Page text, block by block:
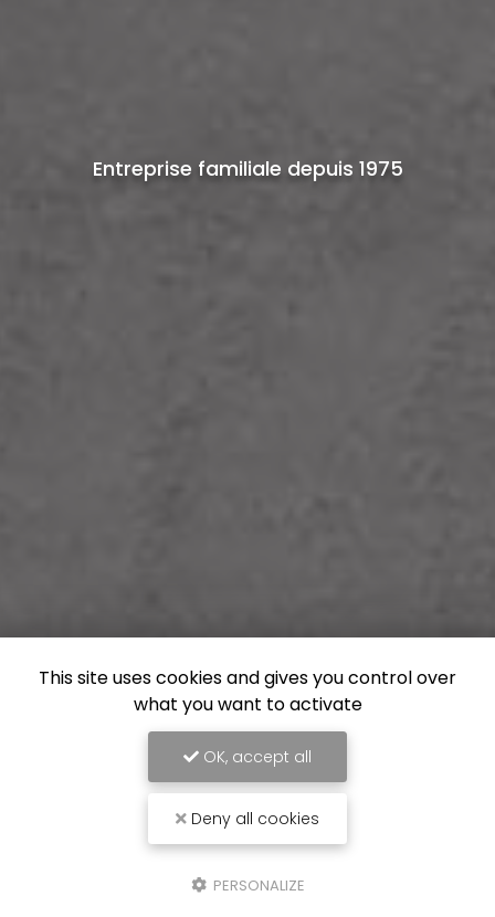
Entreprise familiale depuis 1975
This site uses cookies and gives you control over
what you want to activate
OK, accept all
Deny all cookies
PERSONALIZE